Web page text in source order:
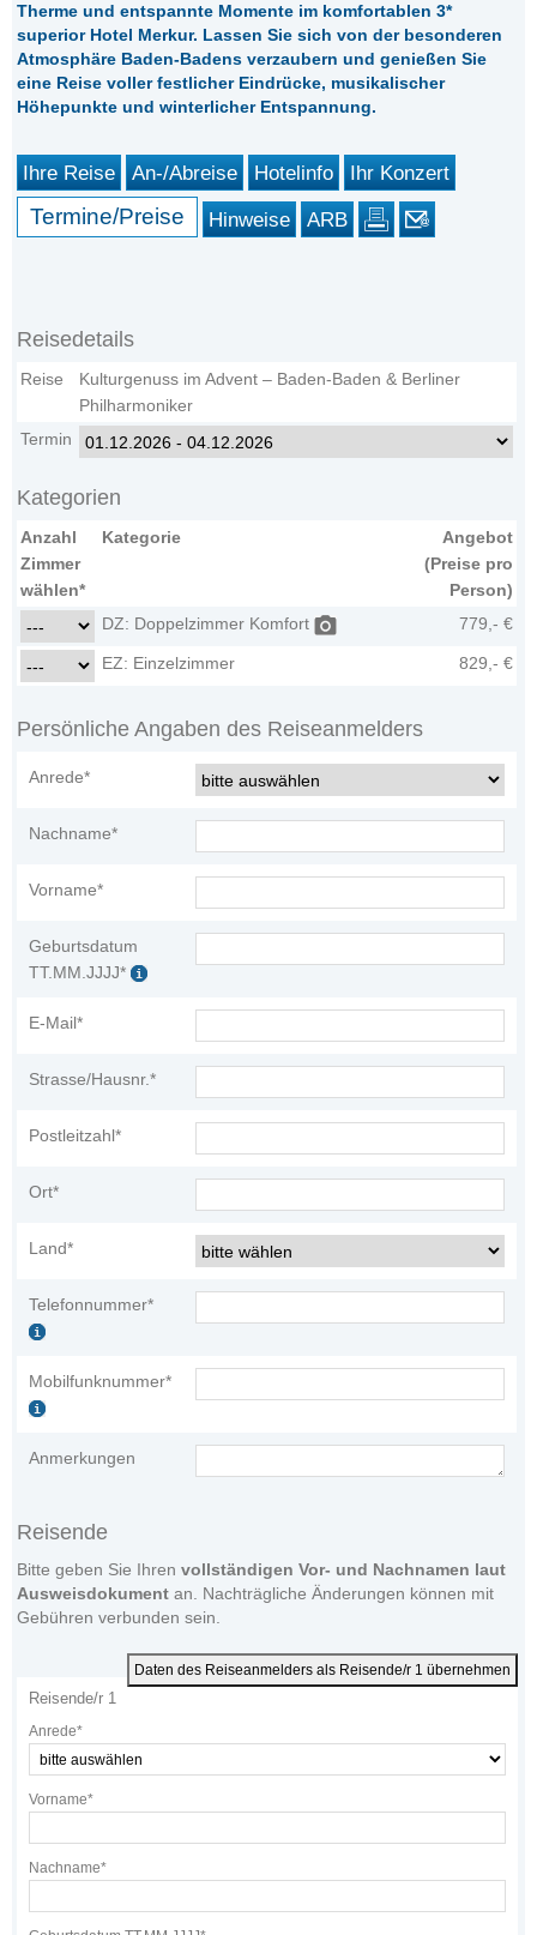
Therme und entspannte Momente im komfortablen 3*
superior Hotel Merkur. Lassen Sie sich von der besonderen
Atmosphäre Baden-Badens verzaubern und genießen Sie
eine Reise voller festlicher Eindrücke, musikalischer
Höhepunkte und winterlicher Entspannung.
Ihre Reise An-/Abreise Hotelinfo Ihr Konzert
Termine/Preise Hinweise ARB
Reisedetails
Reise
Kulturgenuss im Advent – Baden-Baden & Berliner
Philharmoniker
Termin
Kategorien
Anzahl
Zimmer
wählen*
Kategorie
Angebot
(Preise pro
Person)
DZ: Doppelzimmer Komfort
779,- €
EZ: Einzelzimmer 829,- €
Persönliche Angaben des Reiseanmelders
Anrede*
Nachname*
Vorname*
Geburtsdatum
TT.MM.JJJJ*
E-Mail*
Strasse/Hausnr.*
Postleitzahl*
Ort*
Land*
Telefonnummer*
Mobilfunknummer*
Anmerkungen
Reisende
Bitte geben Sie Ihrenvollständigen Vor- und Nachnamen laut
Ausweisdokument an. Nachträgliche Änderungen können mit
Gebühren verbunden sein.
Daten des Reiseanmelders als Reisende/r 1 übernehmen
Reisende/r 1
Anrede*
Vorname*
Nachname*